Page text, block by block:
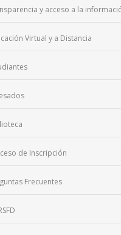
y acceso a la
Virtual y a Distancia
de Inscripción
Frecuentes